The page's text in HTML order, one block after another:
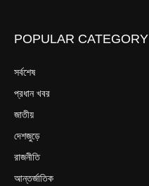
POPULAR CATEGORY
সর্বশেষ
প্রধান খবর
জাতীয়
দেশজুড়ে
রাজনীতি
আন্তর্জাতিক